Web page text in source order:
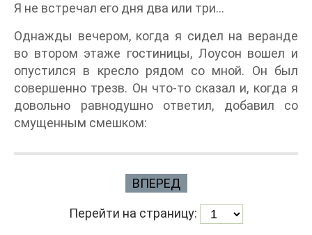
Я не встречал его дня два или три...
Однажды вечером, когда я сидел на веранде
во втором этаже гостиницы, Лоусон вошел и
опустился в кресло рядом со мной. Он был
совершенно трезв. Он что-то сказал и, когда я
довольно равнодушно ответил, добавил со
смущенным смешком:
ВПЕРЕД
Перейти на страницу: